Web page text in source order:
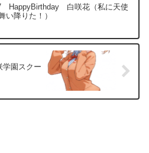
HappyBirthday 白咲花（私に天使
い降りた！）
学園スクー